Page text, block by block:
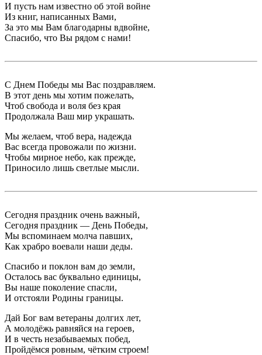
И пусть нам известно об этой войне
Из книг, написанных Вами,
За это мы Вам благодарны вдвойне,
Спасибо, что Вы рядом с нами!
С Днем Победы мы Вас поздравляем.
В этот день мы хотим пожелать,
Чтоб свобода и воля без края
Продолжала Ваш мир украшать.
Мы желаем, чтоб вера, надежда
Вас всегда провожали по жизни.
Чтобы мирное небо, как прежде,
Приносило лишь светлые мысли.
Сегодня праздник очень важный,
Сегодня праздник — День Победы,
Мы вспоминаем молча павших,
Как храбро воевали наши деды.
Спасибо и поклон вам до земли,
Осталось вас буквально единицы,
Вы наше поколение спасли,
И отстояли Родины границы.
Дай Бог вам ветераны долгих лет,
А молодёжь равняйся на героев,
И в честь незабываемых побед,
Пройдёмся ровным, чётким строем!